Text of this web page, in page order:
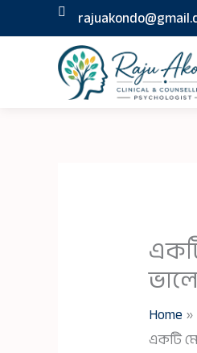
to
Home
একটি